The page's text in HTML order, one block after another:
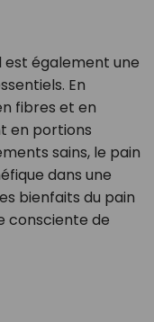
est également une
En
fibres et en
en portions
sains, le pain
dans une
bienfaits du pain
consciente de